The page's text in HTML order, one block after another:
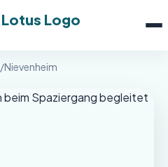
/Nievenheim